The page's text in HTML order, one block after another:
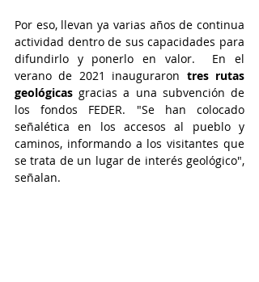
Por eso, llevan ya varias años de continua
actividad dentro de sus capacidades para
difundirlo y ponerlo en valor.  En el
verano de 2021 inauguraron tres rutas
geológicas gracias a una subvención de
los fondos FEDER. "Se han colocado
señalética en los accesos al pueblo y
caminos, informando a los visitantes que
se trata de un lugar de interés geológico",
señalan.